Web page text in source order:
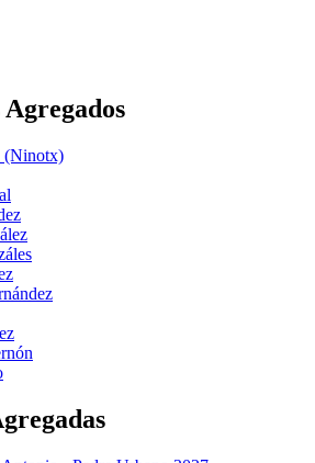
(Ninotx)